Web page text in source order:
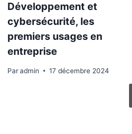
Développement et
cybersécurité, les
premiers usages en
entreprise
Par admin 17 décembre 2024